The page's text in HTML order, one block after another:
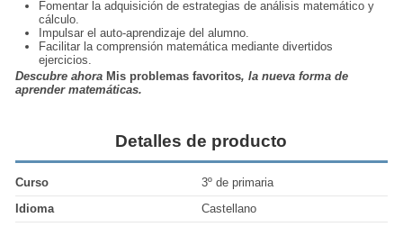
Fomentar la adquisición de estrategias de análisis matemático y
cálculo.
Impulsar el auto-aprendizaje del alumno.
Facilitar la comprensión matemática mediantedivertidos
ejercicios.
Descubre ahora Mis problemas favoritos, la nueva forma de
aprender matemáticas.
Detalles de producto
Curso
3º de primaria
Idioma
Castellano